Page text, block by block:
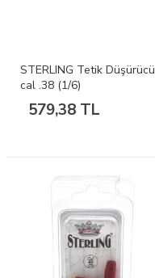
STERLING Tetik Düşürücü
cal .38 (1/6)
579,38 TL